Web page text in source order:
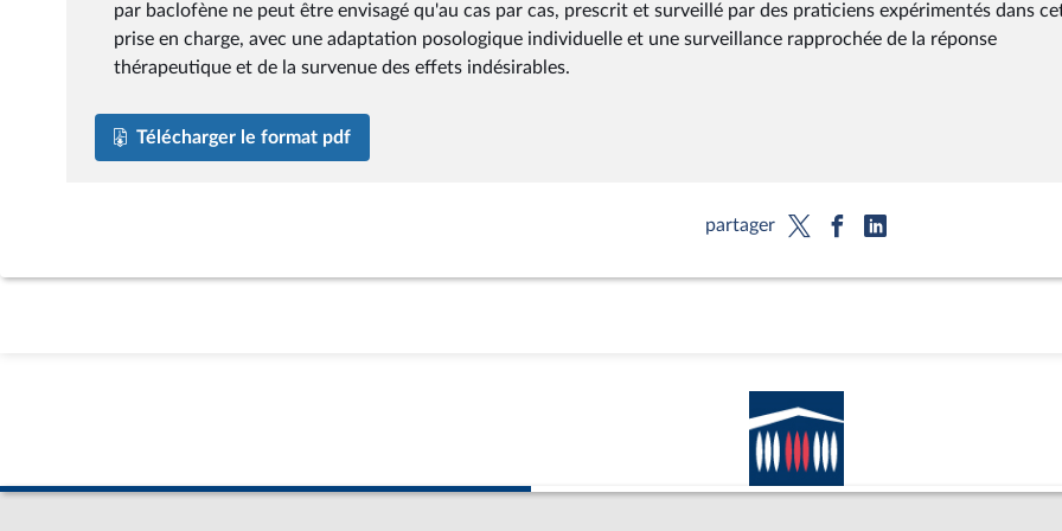
par baclofène ne peut être envisagé qu'au cas par cas, prescrit et surveillé par des praticiens expérimentés dans
prise en charge, avec une adaptation posologique individuelle et une surveillance rapprochée de la réponse
thérapeutique et de la survenue des effets indésirables.
Télécharger le format pdf
partager